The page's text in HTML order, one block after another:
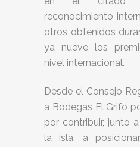
reconocimiento
otros obtenidos
ya nueve los
nivel internacional.
Desde el Consejo
a Bodegas El Grifo
por contribuir, junto
la isla, a